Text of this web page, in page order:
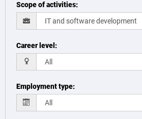
Scope of activities:
Career level:
Employment type: